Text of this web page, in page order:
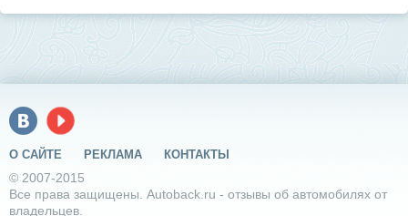
О САЙТЕ РЕКЛАМА КОНТАКТЫ
© 2007-2015
Все права защищены. Autoback.ru - отзывы об автомобилях от
владельцев.